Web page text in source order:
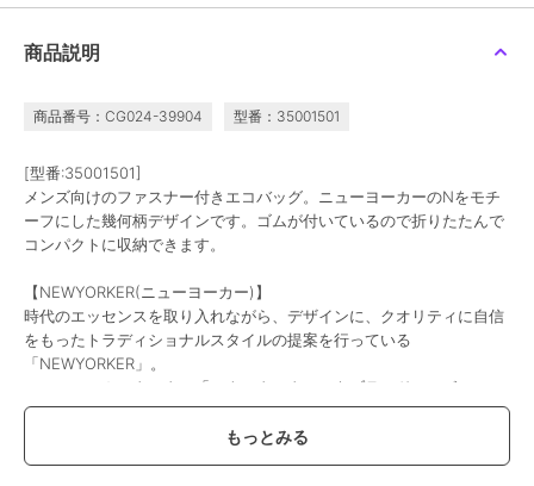
商品説明
商品番号：CG024-39904 型番：35001501
[型番:35001501]
メンズ向けのファスナー付きエコバッグ。ニューヨーカーのNをモチ
ーフにした幾何柄デザインです。ゴムが付いているので折りたたんで
コンパクトに収納できます。
【NEWYORKER(ニューヨーカー)】
時代のエッセンスを取り入れながら、デザインに、クオリティに自信
をもったトラディショナルスタイルの提案を行っている
「NEWYORKER」。
ニューヨーカータータン「ハウスタータン」をブランドシンボルに、
これからも永く愛用できるトラディショナルスタイルを提案し続けま